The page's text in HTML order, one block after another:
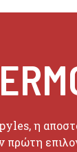
η
πρώτη